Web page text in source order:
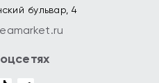
бульвар, 4